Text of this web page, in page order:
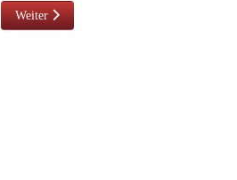
Nächster Beitrag: Josef Eder
Weiter